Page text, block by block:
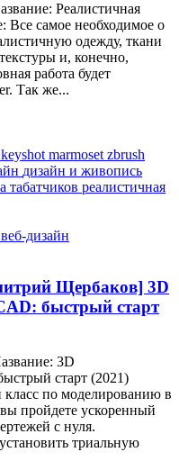
Реалистичная
Все самое необходимое о
одежду, ткани
и, конечно,
работа будет
Так же...
keyshot marmoset zbrush
дизайн и живопись
табатчиков реалистичная
дизайн
Щербаков] 3D
быстрый старт
3D
старт (2021)
по моделированию в
пройдете ускоренный
с нуля.
триальную